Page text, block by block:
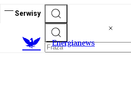
Serwisy
Energianews